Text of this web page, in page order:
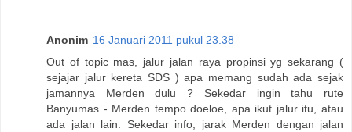
Anonim 16 Januari 2011 pukul 23.38
Out of topic mas, jalur jalan raya propinsi yg sekarang (
sejajar jalur kereta SDS ) apa memang sudah ada sejak
jamannya Merden dulu ? Sekedar ingin tahu rute
Banyumas - Merden tempo doeloe, apa ikut jalur itu, atau
ada jalan lain. Sekedar info, jarak Merden dengan jalan